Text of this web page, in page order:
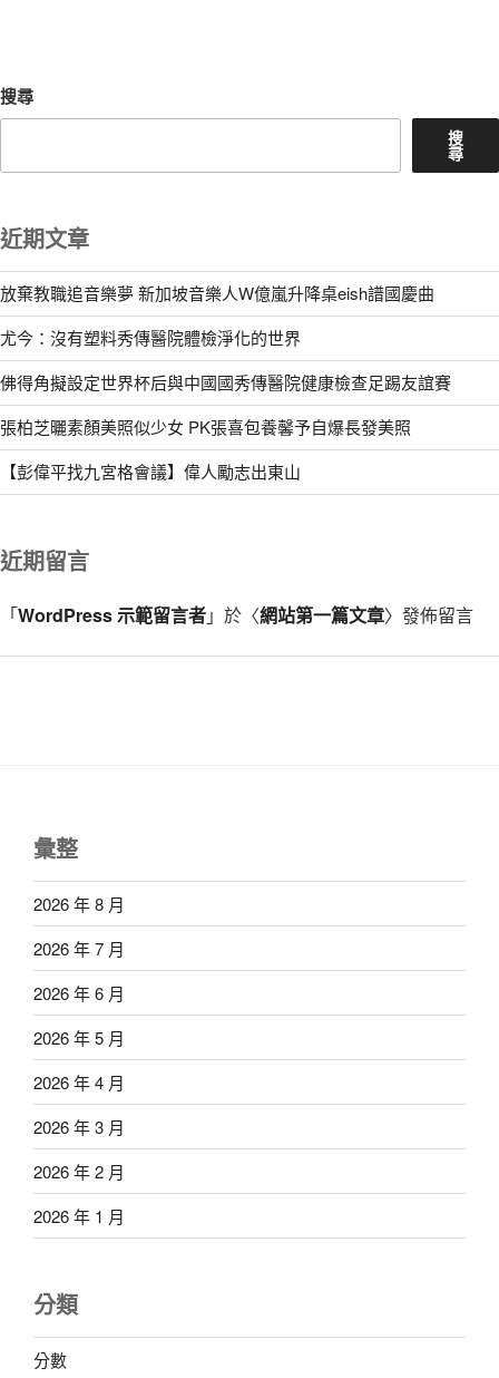
搜尋
搜
尋
近期文章
放棄教職追音樂夢 新加坡音樂人W億嵐升降桌eish譜國慶曲
尤今：沒有塑料秀傳醫院體檢淨化的世界
佛得角擬設定世界杯后與中國國秀傳醫院健康檢查足踢友誼賽
張柏芝曬素顏美照似少女 PK張喜包養馨予自爆長發美照
【彭偉平找九宮格會議】偉人勵志出東山
近期留言
「WordPress 示範留言者」於〈網站第一篇文章〉發佈留言
彙整
2026 年 8 月
2026 年 7 月
2026 年 6 月
2026 年 5 月
2026 年 4 月
2026 年 3 月
2026 年 2 月
2026 年 1 月
分類
分數